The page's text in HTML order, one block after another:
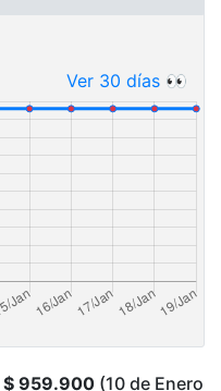
Ver 30 días 👀
$ 959.900 (10 de Enero